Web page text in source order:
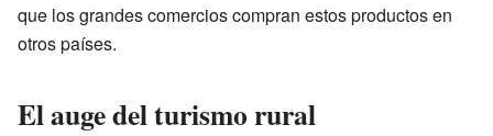
que los grandes comercios compran estos productos en
otros países.
El auge del turismo rural